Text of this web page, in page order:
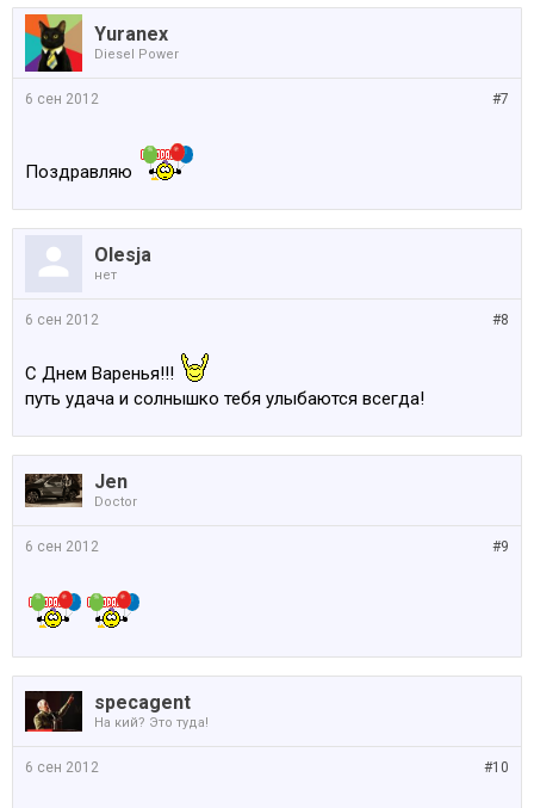
Yuranex
Diesel Power
#7
6 сен 2012
Поздравляю
Olesja
нет
#8
6 сен 2012
С Днем Варенья!!!
путь удача и солнышко тебя улыбаются всегда!
Jen
Doctor
#9
6 сен 2012
specagent
На кий? Это туда!
#10
6 сен 2012